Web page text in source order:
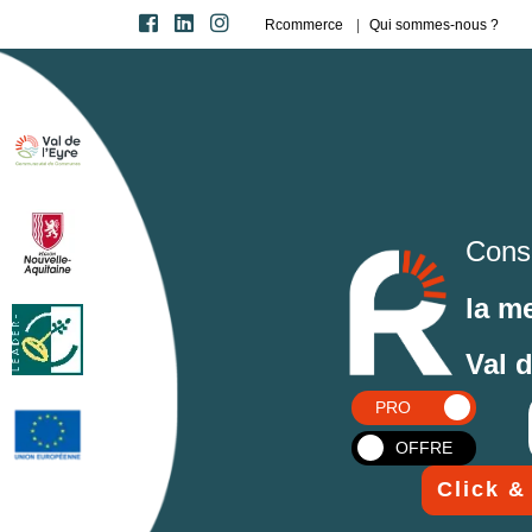
Rcommerce Qui sommes-nous ?
la
Val
PRO
OFFRE
Click